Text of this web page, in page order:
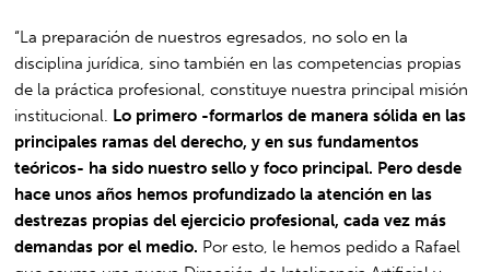
“La preparación de nuestros egresados, no solo en la
disciplina jurídica, sino también en las competencias propias
de la práctica profesional, constituye nuestra principal misión
institucional. Lo primero -formarlos de manera sólida en las
principales ramas del derecho, y en sus fundamentos
teóricos- ha sido nuestro sello y foco principal. Pero desde
hace unos años hemos profundizado la atención en las
destrezas propias del ejercicio profesional, cada vez más
demandas por el medio. Por esto, le hemos pedido a Rafael